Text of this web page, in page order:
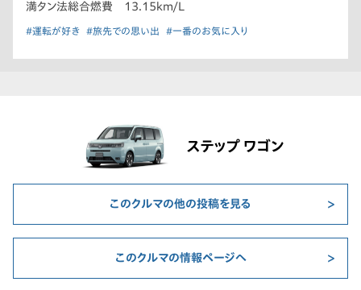
満タン法総合燃費 13.15km/L
#運転が好き #旅先での思い出 #一番のお気に入り
ステップ ワゴン
このクルマの他の投稿を見る
このクルマの情報ページへ